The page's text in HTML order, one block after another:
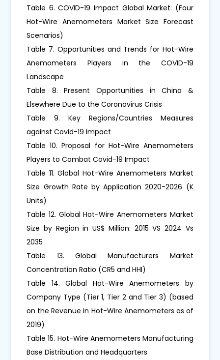
Table 6. COVID-19 Impact Global Market: (Four
Hot-Wire Anemometers Market Size Forecast
Scenarios)
Table 7. Opportunities and Trends for Hot-Wire
Anemometers Players in the COVID-19
Landscape
Table 8. Present Opportunities in China &
Elsewhere Due to the Coronavirus Crisis
Table 9. Key Regions/Countries Measures
against Covid-19 Impact
Table 10. Proposal for Hot-Wire Anemometers
Players to Combat Covid-19 Impact
Table 11. Global Hot-Wire Anemometers Market
Size Growth Rate by Application 2020-2026 (K
Units)
Table 12. Global Hot-Wire Anemometers Market
Size by Region in US$ Million: 2015 VS 2024 Vs
2035
Table 13. Global Manufacturers Market
Concentration Ratio (CR5 and HHI)
Table 14. Global Hot-Wire Anemometers by
Company Type (Tier 1, Tier 2 and Tier 3) (based
on the Revenue in Hot-Wire Anemometers as of
2019)
Table 15. Hot-Wire Anemometers Manufacturing
Base Distribution and Headquarters